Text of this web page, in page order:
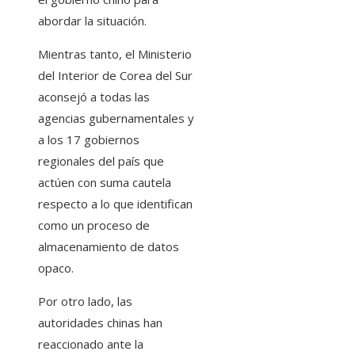
abordar la situación.
Mientras tanto, el Ministerio
del Interior de Corea del Sur
aconsejó a todas las
agencias gubernamentales y
a los 17 gobiernos
regionales del país que
actúen con suma cautela
respecto a lo que identifican
como un proceso de
almacenamiento de datos
opaco.
Por otro lado, las
autoridades chinas han
reaccionado ante la